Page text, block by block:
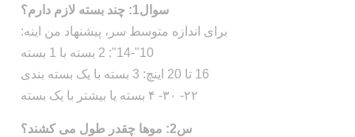
سوال1: چند بسته لازم دارم؟
برای اندازه متوسط سر، پیشنهاد من اینه:
10"-14": 2 بسته با 1 بسته
16 تا 20 اینچ: 3 بسته با یک بسته بندی
۲۲- ۳۰- ۴ بسته یا بیشتر با یک بسته
س2: موها چقدر طول می کشند؟